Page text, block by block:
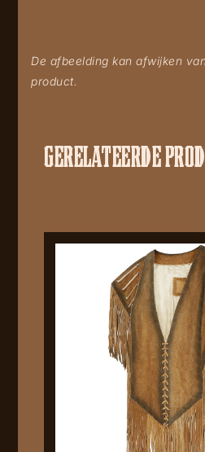
De afbeelding kan afwijken
product.
GERELATEERDE